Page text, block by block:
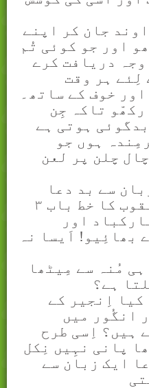
جان کر اپنے
اور جو کوئی تُم
دریافت کرے
لِئے ہر وقت
خوف کے ساتھ۔
رکھّو تاکہ جِن
ہوتی ہے
ہوں جو
چلن پر لعن
سے بد دعا
کا خط باب ۳
اور
بھائِیو! اَیسا نہ
مُنہ سے مِیٹھا
ہے؟
کیا اِنجیر کے
انگُور میں
ہیں؟ اِسی طرح
پانی نہِیں نِکل
ايک زبان سے